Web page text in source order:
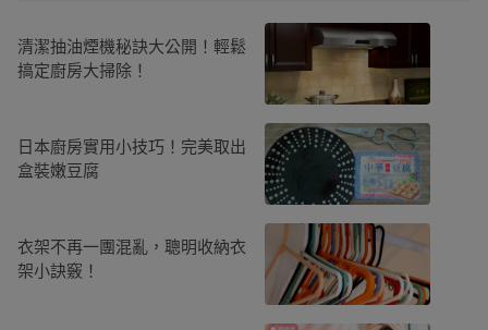
清潔抽油煙機秘訣大公開！輕鬆
搞定廚房大掃除！
日本廚房實用小技巧！完美取出
盒裝嫩豆腐
衣架不再一團混亂，聰明收納衣
架小訣竅！